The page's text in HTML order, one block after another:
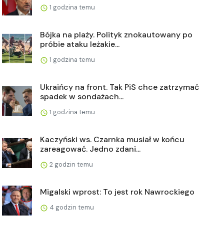
1 godzina temu
Bójka na plaży. Polityk znokautowany po
próbie ataku leżakie...
1 godzina temu
Ukraińcy na front. Tak PiS chce zatrzymać
spadek w sondażach...
1 godzina temu
Kaczyński ws. Czarnka musiał w końcu
zareagować. Jedno zdani...
2 godzin temu
Migalski wprost: To jest rok Nawrockiego
4 godzin temu